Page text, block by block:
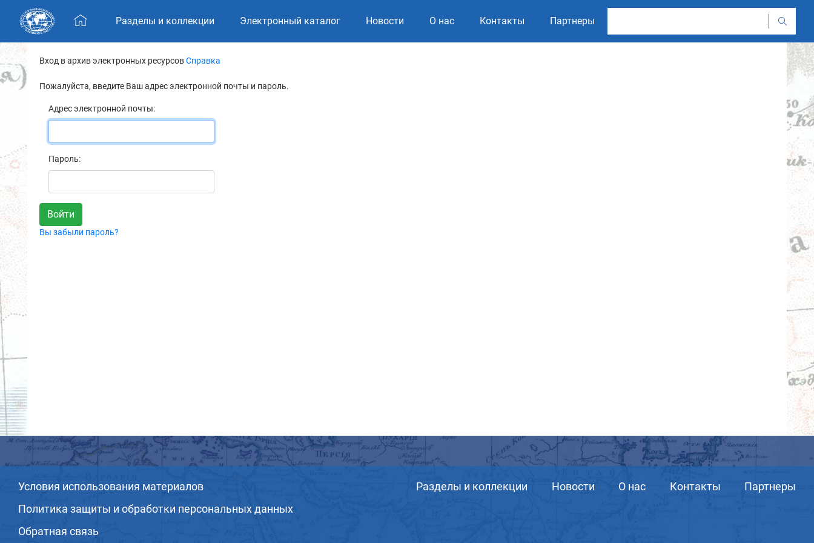
Skip navigation
Разделы и коллекции Электронный каталог Новости О нас Контакты Партнеры
Вход в архив электронных ресурсовСправка
Пожалуйста, введите Ваш адрес электронной почты и пароль.
Адрес электронной почты:
Пароль:
Вы забыли пароль?
Условия использования материалов
Политика защиты и обработки персональных данных
Обратная связь
Разделы и коллекции Новости О нас Контакты Партнеры